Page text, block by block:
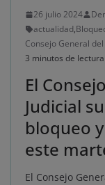
26 julio 2024
actualidad,
Consejo General
3 minutos de lectura
El
Judicial
bloqueo
este
El Consejo